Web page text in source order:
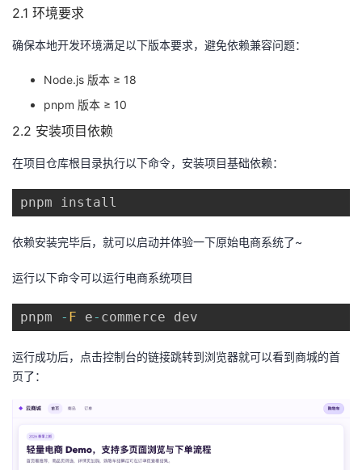
2.1 环境要求
确保本地开发环境满足以下版本要求，避免依赖兼容问题：
Node.js 版本 ≥ 18
pnpm 版本 ≥ 10
2.2 安装项目依赖
在项目仓库根目录执行以下命令，安装项目基础依赖：
依赖安装完毕后，就可以启动并体验一下原始电商系统了~
运行以下命令可以运行电商系统项目
pnpm - F e-
运行成功后，点击控制台的链接跳转到浏览器就可以看到商城的首
页了：